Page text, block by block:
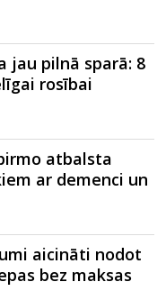
jau pilnā sparā: 8
rosībai
atbalsta
ar demenci un
aicināti nodot
bez maksas